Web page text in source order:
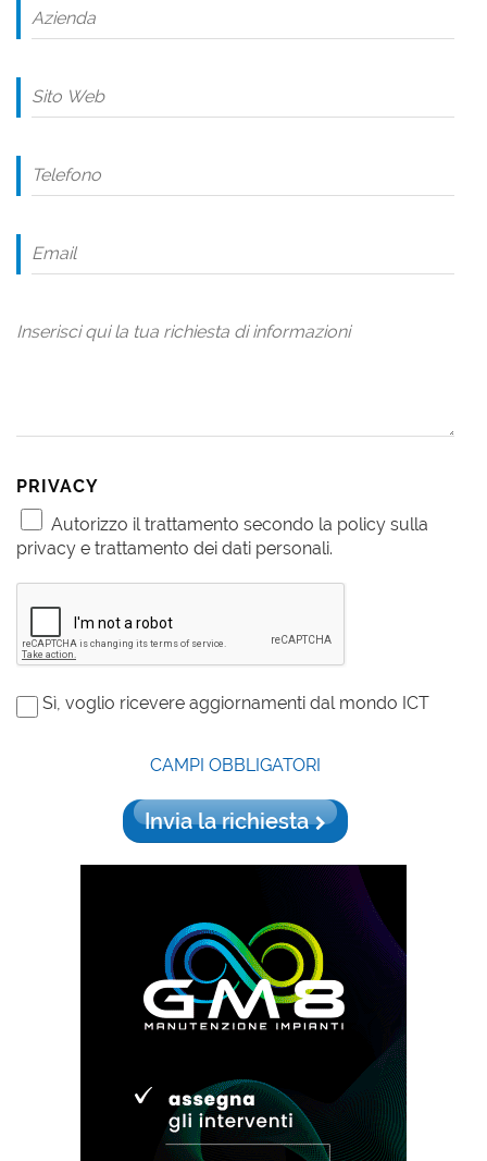
PRIVACY
Autorizzo il trattamento secondo la policy sulla
privacy e trattamento dei dati personali.
Sì, voglio ricevere aggiornamenti dal mondo ICT
CAMPI OBBLIGATORI
Invia la richiesta